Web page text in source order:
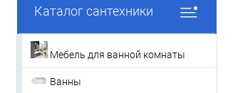
Каталог сантехники
Мебель для ванной комнаты
Ванны